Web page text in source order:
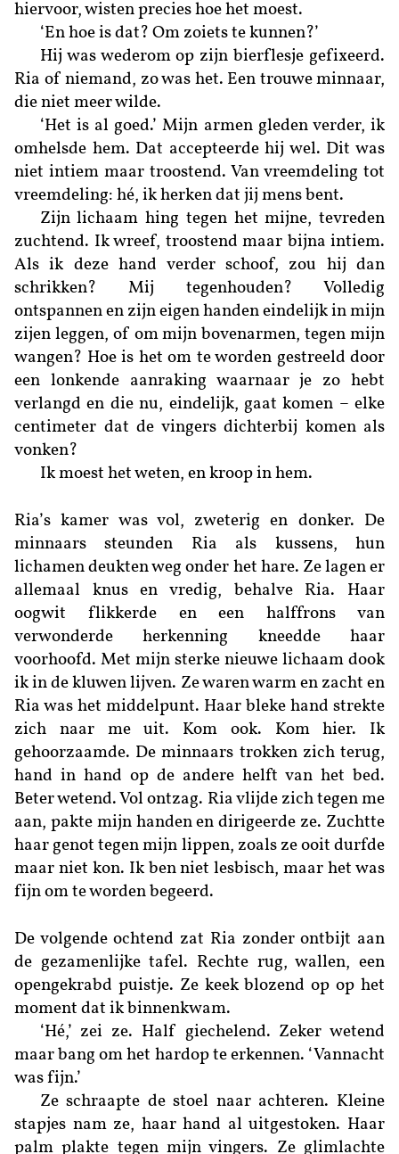
hiervoor, wisten precies hoe het moest.
‘En hoe is dat? Om zoiets te kunnen?’
Hij was wederom op zijn bierflesje gefixeerd.
Ria of niemand, zo was het. Een trouwe minnaar,
die niet meer wilde.
‘Het is al goed.’ Mijn armen gleden verder, ik
omhelsde hem. Dat accepteerde hij wel. Dit was
niet intiem maar troostend. Van vreemdeling tot
vreemdeling: hé, ik herken dat jij mens bent.
Zijn lichaam hing tegen het mijne, tevreden
zuchtend. Ik wreef, troostend maar bijna intiem.
Als ik deze hand verder schoof, zou hij dan
schrikken? Mij tegenhouden? Volledig
ontspannen en zijn eigen handen eindelijk in mijn
zijen leggen, of om mijn bovenarmen, tegen mijn
wangen? Hoe is het om te worden gestreeld door
een lonkende aanraking waarnaar je zo hebt
verlangd en die nu, eindelijk, gaat komen – elke
centimeter dat de vingers dichterbij komen als
vonken?
Ik moest het weten, en kroop in hem.
Ria’s kamer was vol, zweterig en donker. De
minnaars steunden Ria als kussens, hun
lichamen deukten weg onder het hare. Ze lagen er
allemaal knus en vredig, behalve Ria. Haar
oogwit flikkerde en een halffrons van
verwonderde herkenning kneedde haar
voorhoofd. Met mijn sterke nieuwe lichaam dook
ik in de kluwen lijven. Ze waren warm en zacht en
Ria was het middelpunt. Haar bleke hand strekte
zich naar me uit. Kom ook. Kom hier. Ik
gehoorzaamde. De minnaars trokken zich terug,
hand in hand op de andere helft van het bed.
Beter wetend. Vol ontzag. Ria vlijde zich tegen me
aan, pakte mijn handen en dirigeerde ze. Zuchtte
haar genot tegen mijn lippen, zoals ze ooit durfde
maar niet kon. Ik ben niet lesbisch, maar het was
fijn om te worden begeerd.
De volgende ochtend zat Ria zonder ontbijt aan
de gezamenlijke tafel. Rechte rug, wallen, een
opengekrabd puistje. Ze keek blozend op op het
moment dat ik binnenkwam.
‘Hé,’ zei ze. Half giechelend. Zeker wetend
maar bang om het hardop te erkennen. ‘Vannacht
was fijn.’
Ze schraapte de stoel naar achteren. Kleine
stapjes nam ze, haar hand al uitgestoken. Haar
palm plakte tegen mijn vingers. Ze glimlachte